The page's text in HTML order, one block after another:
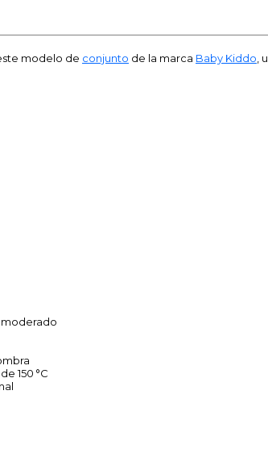
modelo de conjunto de la marca Baby Kiddo ,
moderado
150 °C